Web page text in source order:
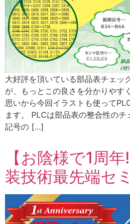
大好評を頂いている部品表チェッ
が、もっとこの良さを分かりやす
思いから今回イラストも使って
ます。 PLCは部品表の整合性の
記号の […]
【お陰様で1周
装技術最先端セ